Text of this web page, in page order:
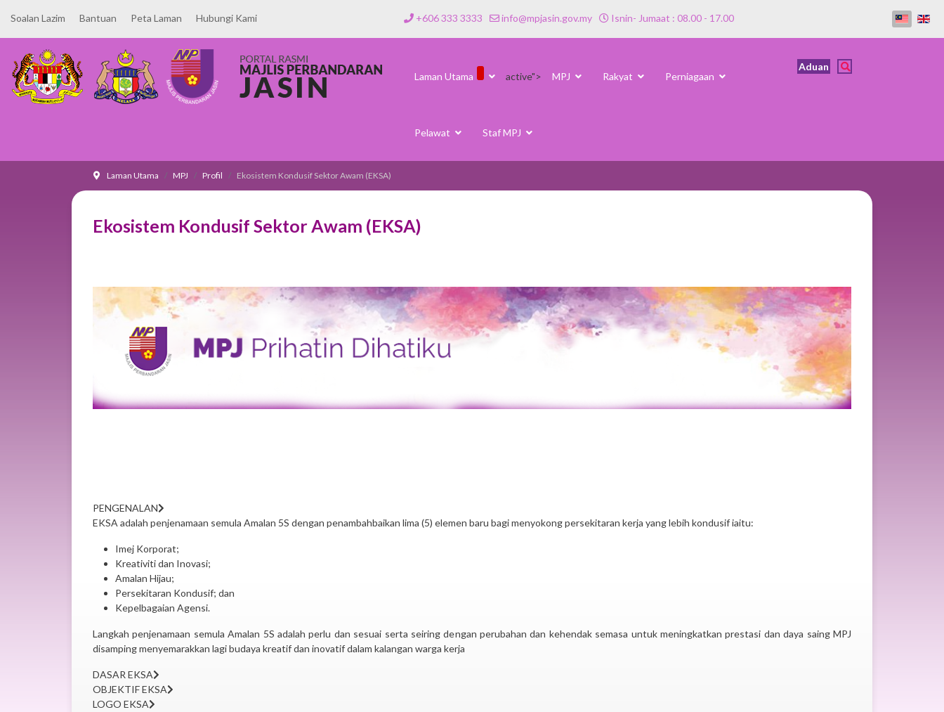
Soalan Lazim Bantuan Peta Laman Hubungi Kami +606 333 3333 info@mpjasin.gov.my Isnin- Jumaat : 08.00 - 17.00
Laman Utama active"> MPJ Rakyat Perniagaan
Pelawat Staf MPJ
Aduan
Laman Utama MPJ Profil Ekosistem Kondusif Sektor Awam (EKSA)
Ekosistem Kondusif Sektor Awam (EKSA)
PENGENALAN
EKSA adalah penjenamaan semula Amalan 5S dengan penambahbaikan lima (5) elemen baru bagi menyokong persekitaran kerja yang lebih kondusif iaitu:
Imej Korporat;
Kreativiti dan Inovasi;
Amalan Hijau;
Persekitaran Kondusif; dan
Kepelbagaian Agensi.
Langkah penjenamaan semula Amalan 5S adalah perlu dan sesuai serta seiring dengan perubahan dan kehendak semasa untuk meningkatkan prestasi dan daya saing MPJ
disamping menyemarakkan lagi budaya kreatif dan inovatif dalam kalangan warga kerja
DASAR EKSA
OBJEKTIF EKSA
LOGO EKSA